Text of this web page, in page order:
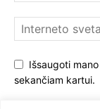
Išsaugoti
sekančiam kartui.